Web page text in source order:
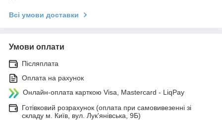
Всі умови доставки
Умови оплати
Післяплата
Оплата на рахунок
Онлайн-оплата карткою Visa, Mastercard - LiqPay
Готівковий розрахунок (оплата при самовивезенні зі
складу м. Київ, вул. Лук'янівська, 9Б)